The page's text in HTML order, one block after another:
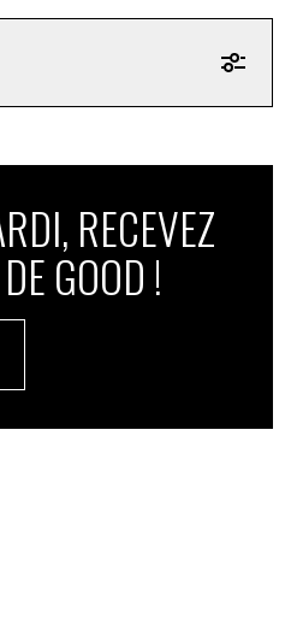
RECEVEZ
GOOD !